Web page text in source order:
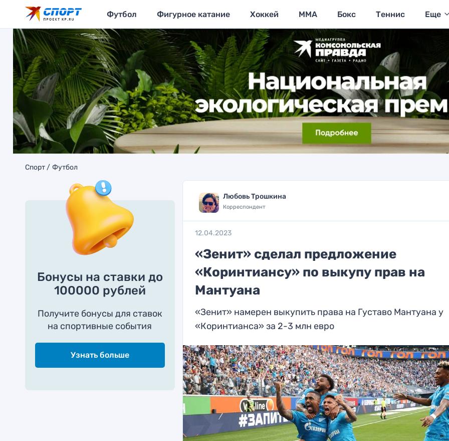
Футбол Фигурное катание Хоккей MMA Бокс Теннис Еще
Спорт Футбол
Бонусы на ставки до
100000 рублей
Получите бонусы для ставок
на спортивные события
Узнать больше
Любовь Трошкина
Корреспондент
12.04.2023
«Зенит» сделал предложение
«Коринтиансу» по выкупу прав на
Мантуана
«Зенит» намерен выкупить права на Густаво Мантуана у
«Коринтианса» за 2-3 млн евро